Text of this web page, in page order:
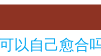
以自己愈合